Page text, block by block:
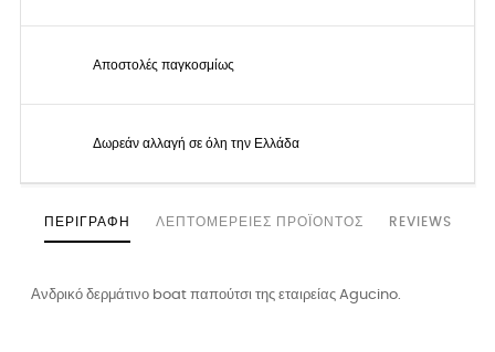
Αποστολές παγκοσμίως
Δωρεάν αλλαγή σε όλη την Ελλάδα
ΠΕΡΙΓΡΑΦΉ ΛΕΠΤΟΜΈΡΕΙΕΣ ΠΡΟΪΌΝΤΟΣ REVIEWS
Ανδρικό δερμάτινο boat παπούτσι της εταιρείας Agucino.